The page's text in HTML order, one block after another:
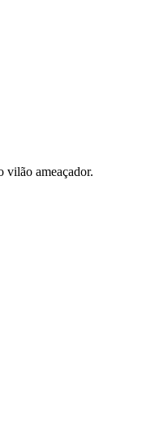
vilão ameaçador.